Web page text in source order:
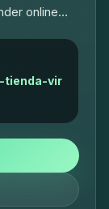
online…
tienda-vir